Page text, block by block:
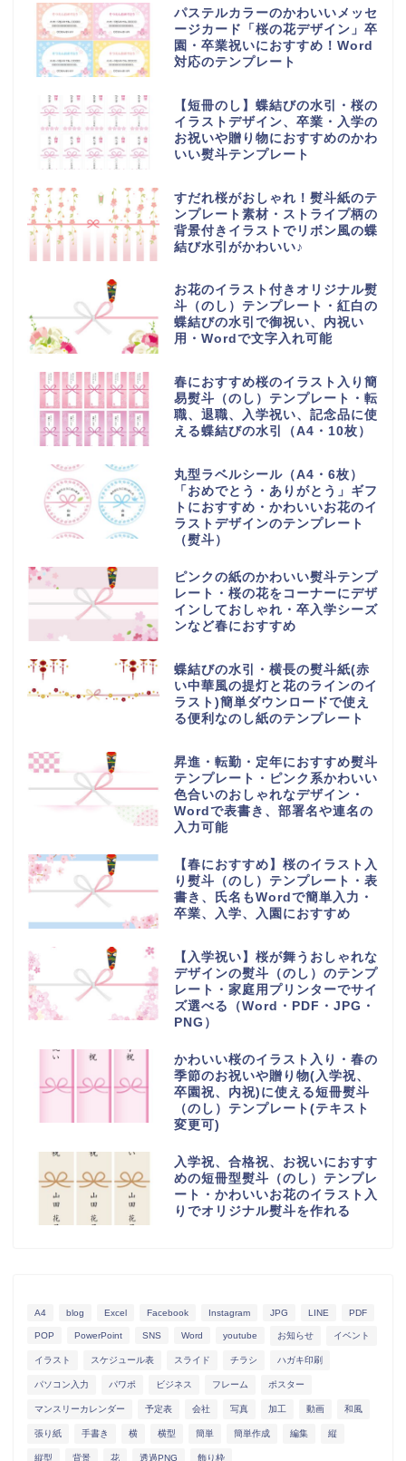
パステルカラーのかわいいメッセ
ージカード「桜の花デザイン」卒
園・卒業祝いにおすすめ！Word
対応のテンプレート
【短冊のし】蝶結びの水引・桜の
イラストデザイン、卒業・入学の
お祝いや贈り物におすすめのかわ
いい熨斗テンプレート
すだれ桜がおしゃれ！熨斗紙のテ
ンプレート素材・ストライプ柄の
背景付きイラストでリボン風の蝶
結び水引がかわいい♪
お花のイラスト付きオリジナル熨
斗（のし）テンプレート・紅白の
蝶結びの水引で御祝い、内祝い
用・Wordで文字入れ可能
春におすすめ桜のイラスト入り簡
易熨斗（のし）テンプレート・転
職、退職、入学祝い、記念品に使
える蝶結びの水引（A4・10枚）
丸型ラベルシール（A4・6枚）
「おめでとう・ありがとう」ギフ
トにおすすめ・かわいいお花のイ
ラストデザインのテンプレート
（熨斗）
ピンクの紙のかわいい熨斗テンプ
レート・桜の花をコーナーにデザ
インしておしゃれ・卒入学シーズ
ンなど春におすすめ
蝶結びの水引・横長の熨斗紙(赤
い中華風の提灯と花のラインのイ
ラスト)簡単ダウンロードで使え
る便利なのし紙のテンプレート
昇進・転勤・定年におすすめ熨斗
テンプレート・ピンク系かわいい
色合いのおしゃれなデザイン・
Wordで表書き、部署名や連名の
入力可能
【春におすすめ】桜のイラスト入
り熨斗（のし）テンプレート・表
書き、氏名もWordで簡単入力・
卒業、入学、入園におすすめ
【入学祝い】桜が舞うおしゃれな
デザインの熨斗（のし）のテンプ
レート・家庭用プリンターでサイ
ズ選べる（Word・PDF・JPG・
PNG）
かわいい桜のイラスト入り・春の
季節のお祝いや贈り物(入学祝、
卒園祝、内祝)に使える短冊熨斗
（のし）テンプレート(テキスト
変更可)
入学祝、合格祝、お祝いにおすす
めの短冊型熨斗（のし）テンプレ
ート・かわいいお花のイラスト入
りでオリジナル熨斗を作れる
A4 blog Excel Facebook Instagram JPG LINE PDF
POP PowerPoint SNS Word youtube お知らせ イベント
イラスト スケジュール表 スライド チラシ ハガキ印刷
パソコン入力 パワポ ビジネス フレーム ポスター
マンスリーカレンダー 予定表 会社 写真 加工 動画 和風
張り紙 手書き 横 横型 簡単 簡単作成 編集 縦
縦型 背景 花 透過PNG 飾り枠